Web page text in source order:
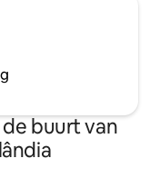
buurt van